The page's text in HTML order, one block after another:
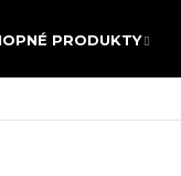
PRODUKTY
PRODUKTY